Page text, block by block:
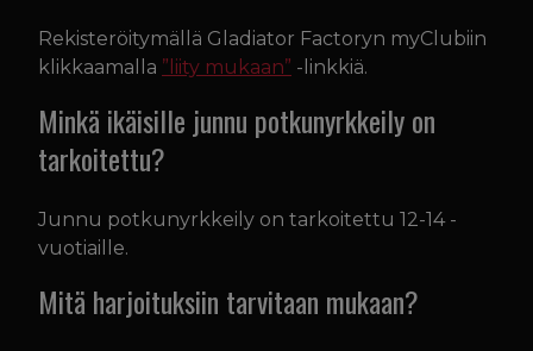
Rekisteröitymällä Gladiator Factoryn myClubiin
klikkaamalla ”liity mukaan” -linkkiä.
Minkä ikäisille junnu potkunyrkkeily on
tarkoitettu?
Junnu potkunyrkkeily on tarkoitettu 12-14 -
vuotiaille.
Mitä harjoituksiin tarvitaan mukaan?